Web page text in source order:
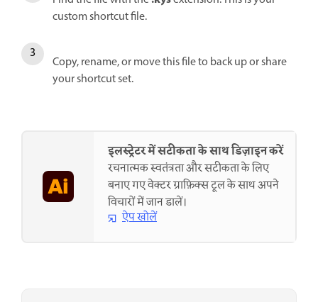
custom shortcut file.
Copy, rename, or move this file to back up or share
your shortcut set.
इलस्ट्रेटर में सटीकता के साथ डिज़ाइन करें
रचनात्मक स्वतंत्रता और सटीकता के लिए
बनाए गए वेक्टर ग्राफ़िक्स टूल के साथ अपने
विचारों में जान डालें।
ऐप खोलें